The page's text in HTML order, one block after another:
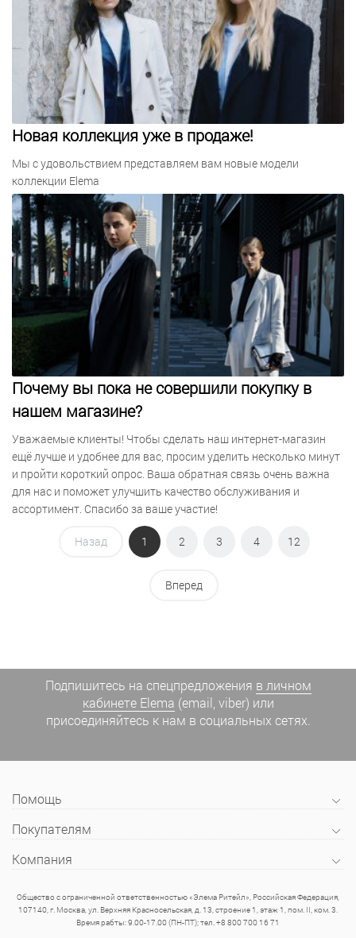
Новая коллекция уже в продаже!
Мы с удовольствием представляем вам новые модели
коллекции Elema
Почему вы пока не совершили покупку в
нашем магазине?
Уважаемые клиенты! Чтобы сделать наш интернет-магазин
ещё лучше и удобнее для вас, просим уделить несколько минут
и пройти короткий опрос. Ваша обратная связь очень важна
для нас и поможет улучшить качество обслуживания и
ассортимент. Спасибо за ваше участие!
Назад 1 2 3 4 12
Вперед
Подпишитесь на спецпредложения в личном
кабинете Elema (email, viber) или
присоединяйтесь к нам в социальных сетях.
Помощь
Покупателям
Компания
Общество с ограниченной ответственностью «Элема Ритейл», Российская Федерация,
107140, г. Москва, ул. Верхняя Красносельская, д. 13, строение 1, этаж 1, пом. II, ком. 3.
Время рабты: 9.00-17.00 (ПН-ПТ); тел. +8 800 700 16 71